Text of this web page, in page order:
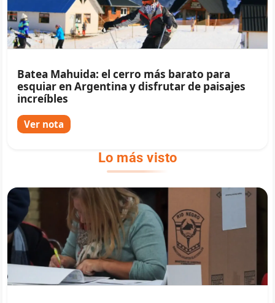
Batea Mahuida: el cerro más barato para
esquiar en Argentina y disfrutar de paisajes
increíbles
Ver nota
Lo más visto